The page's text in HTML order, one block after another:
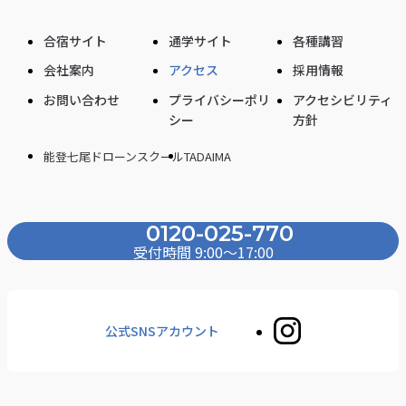
合宿サイト 通学サイト
各種講習
会社案内
アクセス
採用情報
お問い合わせ
プライバシーポリ
シー
アクセシビリティ
方針
能登七尾ドローンスクールTADAIMA
0120-025-770
受付時間 9:00〜17:00
公式SNSアカウント